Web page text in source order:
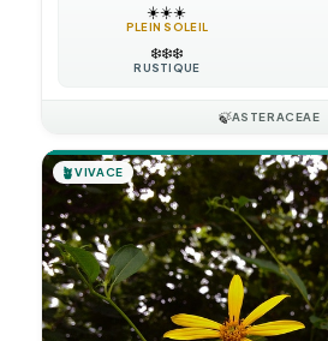
☀️☀️☀️
PLEIN SOLEIL
❄️❄️❄️
RUSTIQUE
🍃ASTERACEAE
🪴VIVACE